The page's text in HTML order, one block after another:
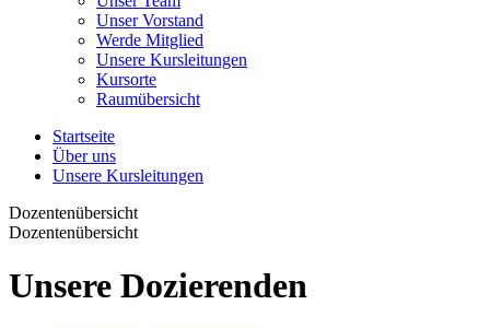
Unser Vorstand
Werde Mitglied
Unsere Kursleitungen
Kursorte
Raumübersicht
Startseite
Über uns
Unsere Kursleitungen
Dozentenübersicht
Dozentenübersicht
Unsere Dozierenden